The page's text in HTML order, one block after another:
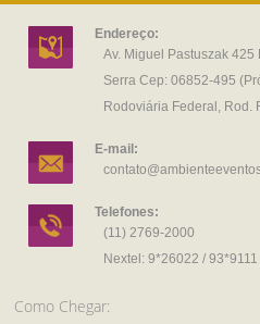
Endereço:
Av. Miguel Pastuszak
Serra Cep: 06852-495
Rodoviária Federal, Rod.
E-mail:
Telefones:
(11) 2769-2000
Nextel: 9*26022 / 93*9111
Como Chegar: